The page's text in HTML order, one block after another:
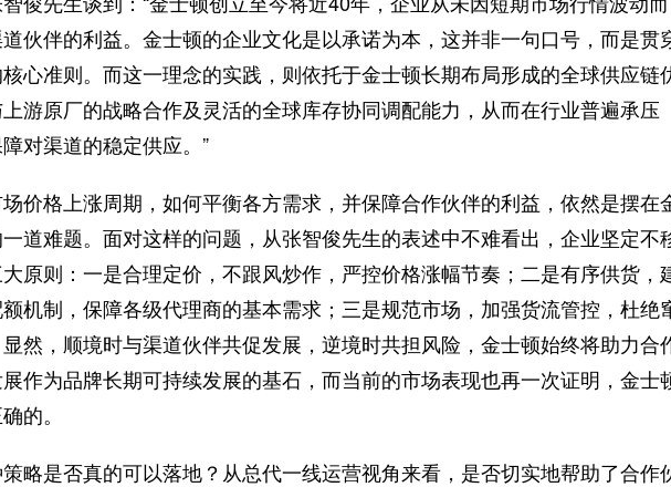
伙伴的利益。金士顿的企业文化是以承诺为本，这并非一句口号，而是贯
心准则。而这一理念的实践，则依托于金士顿长期布局形成的全球供应链
游原厂的战略合作及灵活的全球库存协同调配能力，从而在行业普遍承压
对渠道的稳定供应。”
价格上涨周期，如何平衡各方需求，并保障合作伙伴的利益，依然是摆在
道难题。面对这样的问题，从张智俊先生的表述中不难看出，企业坚定不
原则：一是合理定价，不跟风炒作，严控价格涨幅节奏；二是有序供货，
机制，保障各级代理商的基本需求；三是规范市场，加强货流管控，杜绝
然，顺境时与渠道伙伴共促发展，逆境时共担风险，金士顿始终将助力合
作为品牌长期可持续发展的基石，而当前的市场表现也再一次证明，金士
的。
略是否真的可以落地？从总代一线运营视角来看，是否切实地帮助了合作